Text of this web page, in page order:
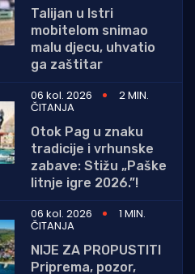
Talijan u Istri
mobitelom snimao
malu djecu, uhvatio
ga zaštitar
06 kol. 2026
2 MIN.
ČITANJA
Otok Pag u znaku
tradicije i vrhunske
zabave: Stižu „Paške
litnje igre 2026.”!
06 kol. 2026
1 MIN.
ČITANJA
NIJE ZA PROPUSTITI
Priprema, pozor,